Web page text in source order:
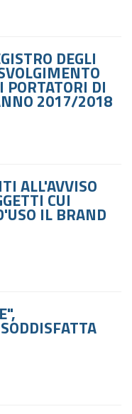
DEGLI
PORTATORI DI
2017/2018
ALL'AVVISO
CUI
IL BRAND